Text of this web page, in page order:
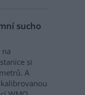
sucho
si
A